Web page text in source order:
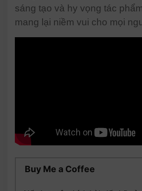
sáng tạo và hy vọng tác
mang lại niềm vui cho mọi
Buy Me a Coffee